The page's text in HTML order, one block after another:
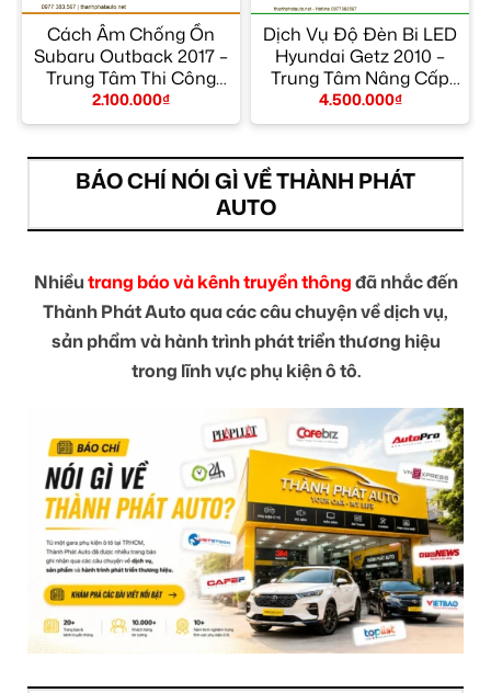
Cách Âm Chống Ồn
Subaru Outback 2017 –
Trung Tâm Thi Công
Chính Hãng TPHCM
2.100.000₫
Dịch Vụ Độ Đèn Bi LED
Hyundai Getz 2010 –
Trung Tâm Nâng Cấp
Đèn Chính Hãng
TPHCM
4.500.000₫
BÁO CHÍ NÓI GÌ VỀ THÀNH PHÁT
AUTO
Nhiềutrang báo và kênh truyền thôngđã nhắc đến
Thành Phát Auto qua các câu chuyện về dịch vụ,
sản phẩm và hành trình phát triển thương hiệu
trong lĩnh vực phụ kiện ô tô.